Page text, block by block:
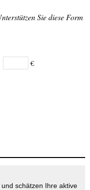
Sie diese Form
€
schätzen Ihre aktive